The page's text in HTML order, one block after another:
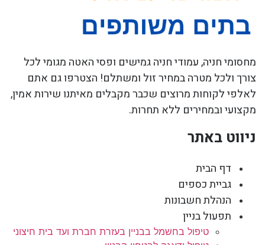
מחסומי חניה, עמודי חניה גמישים ופסי האטה מגומי לכל
צורך ולכל מטרה במחיר זול ומשתלם! הצטרפו גם אתם
לאלפי לקוחות מרוצים שכבר מקבלים מאיתנו שירות אמין,
מקצועי ובמחירים ללא תחרות.
ניווט באתר
דף הבית
גביית כספים
הנהלת חשבונות
תפעול בניין
טיפול בחשמל בבניין בעזרת חברת ועד בית חיצוני